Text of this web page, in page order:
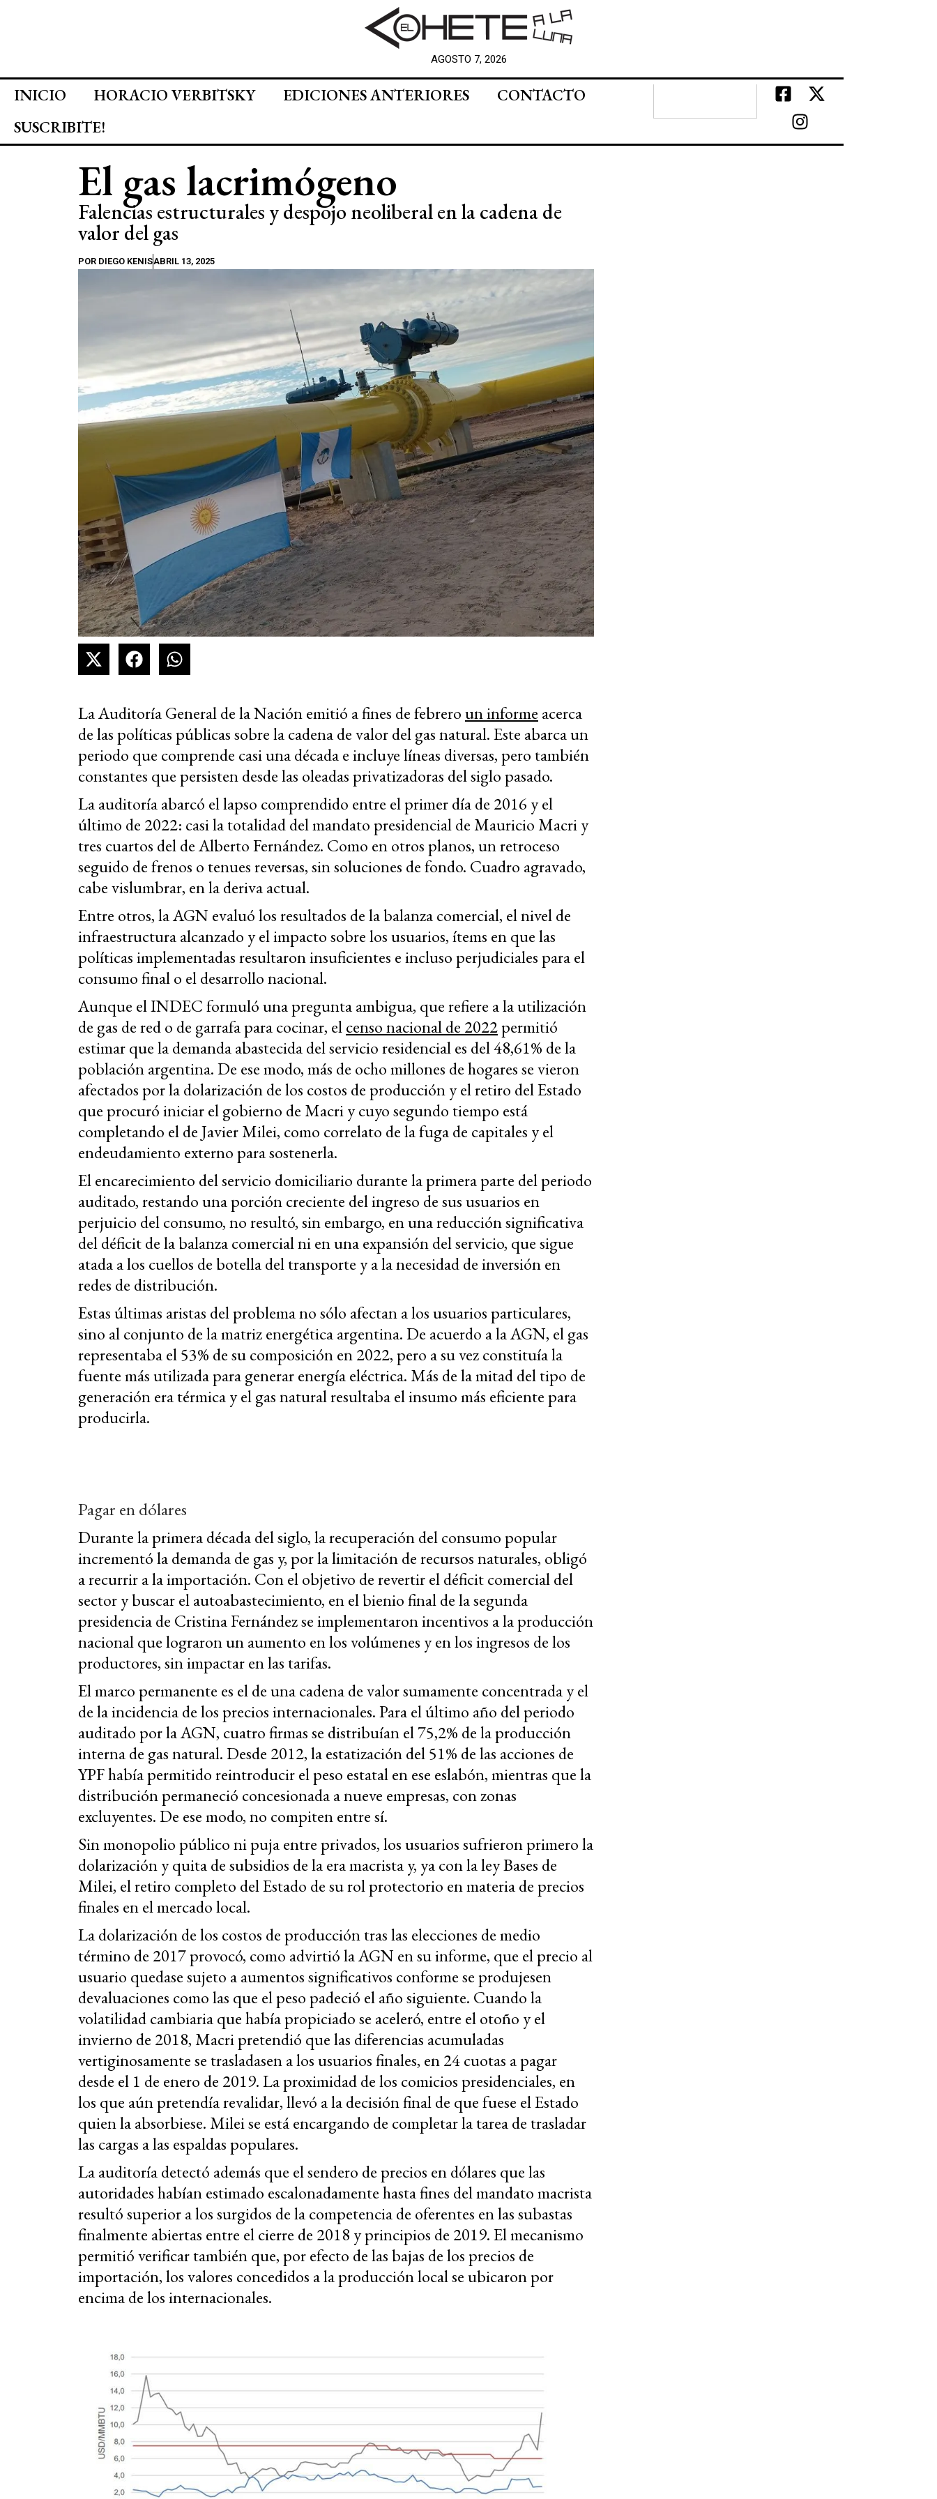
AGOSTO 7, 2026
INICIO HORACIO VERBITSKY EDICIONES ANTERIORES
CONTACTO
SUSCRIBITE!
El gas lacrimógeno
Falencias estructurales y despojo neoliberal en la cadena de
valor del gas
POR DIEGO KENISABRIL 13, 2025
La Auditoría General de la Nación emitió a fines de febreroun informe acerca
de las políticas públicas sobre la cadena de valor del gas natural. Este abarca un
periodo que comprende casi una década e incluye líneas diversas, pero también
constantes que persisten desde las oleadas privatizadoras del siglo pasado.
La auditoría abarcó el lapso comprendido entre el primer día de 2016 y el
último de 2022: casi la totalidad del mandato presidencial de Mauricio Macri y
tres cuartos del de Alberto Fernández. Como en otros planos, un retroceso
seguido de frenos o tenues reversas, sin soluciones de fondo. Cuadro agravado,
cabe vislumbrar, en la deriva actual.
Entre otros, la AGN evaluó los resultados de la balanza comercial, el nivel de
infraestructura alcanzado y el impacto sobre los usuarios, ítems en que las
políticas implementadas resultaron insuficientes e incluso perjudiciales para el
consumo final o el desarrollo nacional.
Aunque el INDEC formuló una pregunta ambigua, que refiere a la utilización
de gas de red o de garrafa para cocinar, elcenso nacional de 2022permitió
estimar que la demanda abastecida del servicio residencial es del 48,61% de la
población argentina. De ese modo, más de ocho millones de hogares se vieron
afectados por la dolarización de los costos de producción y el retiro del Estado
que procuró iniciar el gobierno de Macri y cuyo segundo tiempo está
completando el de Javier Milei, como correlato de la fuga de capitales y el
endeudamiento externo para sostenerla.
El encarecimiento del servicio domiciliario durante la primera parte del periodo
auditado, restando una porción creciente del ingreso de sus usuarios en
perjuicio del consumo, no resultó, sin embargo, en una reducción significativa
del déficit de la balanza comercial ni en una expansión del servicio, que sigue
atada a los cuellos de botella del transporte y a la necesidad de inversión en
redes de distribución.
Estas últimas aristas del problema no sólo afectan a los usuarios particulares,
sino al conjunto de la matriz energética argentina. De acuerdo a la AGN, el gas
representaba el 53% de su composición en 2022, pero a su vez constituía la
fuente más utilizada para generar energía eléctrica. Más de la mitad del tipo de
generación era térmica y el gas natural resultaba el insumo más eficiente para
producirla.
Pagar en dólares
Durante la primera década del siglo, la recuperación del consumo popular
incrementó la demanda de gas y, por la limitación de recursos naturales, obligó
a recurrir a la importación. Con el objetivo de revertir el déficit comercial del
sector y buscar el autoabastecimiento, en el bienio final de la segunda
presidencia de Cristina Fernández se implementaron incentivos a la producción
nacional que lograron un aumento en los volúmenes y en los ingresos de los
productores, sin impactar en las tarifas.
El marco permanente es el de una cadena de valor sumamente concentrada y el
de la incidencia de los precios internacionales. Para el último año del periodo
auditado por la AGN, cuatro firmas se distribuían el 75,2% de la producción
interna de gas natural. Desde 2012, la estatización del 51% de las acciones de
YPF había permitido reintroducir el peso estatal en ese eslabón, mientras que la
distribución permaneció concesionada a nueve empresas, con zonas
excluyentes. De ese modo, no compiten entre sí.
Sin monopolio público ni puja entre privados, los usuarios sufrieron primero la
dolarización y quita de subsidios de la era macrista y, ya con la ley Bases de
Milei, el retiro completo del Estado de su rol protectorio en materia de precios
finales en el mercado local.
La dolarización de los costos de producción tras las elecciones de medio
término de 2017 provocó, como advirtió la AGN en su informe, que el precio al
usuario quedase sujeto a aumentos significativos conforme se produjesen
devaluaciones como las que el peso padeció el año siguiente. Cuando la
volatilidad cambiaria que había propiciado se aceleró, entre el otoño y el
invierno de 2018, Macri pretendió que las diferencias acumuladas
vertiginosamente se trasladasen a los usuarios finales, en 24 cuotas a pagar
desde el 1 de enero de 2019.La proximidad de los comicios presidenciales, en
los que aún pretendía revalidar, llevó a la decisión final de que fuese el Estado
quien la absorbiese. Milei se está encargando de completar la tarea de trasladar
las cargas a las espaldas populares.
La auditoría detectó además que el sendero de precios en dólares que las
autoridades habían estimado escalonadamente hasta fines del mandato macrista
resultó superior a los surgidos de la competencia de oferentes en las subastas
finalmente abiertas entre el cierre de 2018 y principios de 2019. El mecanismo
permitió verificar también que, por efecto de las bajas de los precios de
importación, los valores concedidos a la producción local se ubicaron por
encima de los internacionales.